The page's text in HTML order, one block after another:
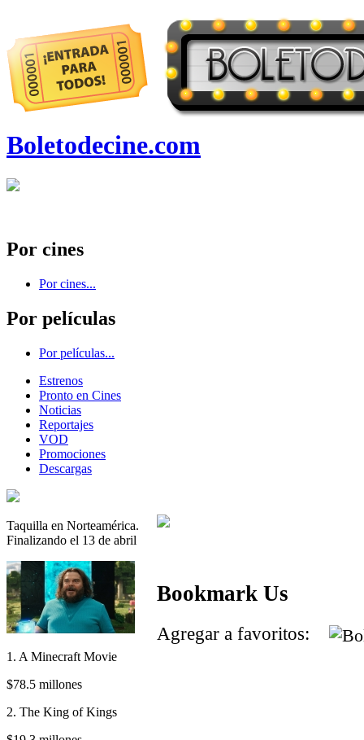
Boletodecine.com
Por cines
Por cines...
Por películas
Por películas...
Estrenos
Pronto en Cines
Noticias
Reportajes
VOD
Promociones
Descargas
Taquilla en Norteamérica.
Finalizando el 13 de abril
1. A Minecraft Movie
$78.5 millones
2. The King of Kings
Bookmark Us
Agregar a favoritos: